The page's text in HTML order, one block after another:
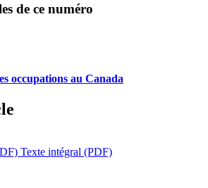
de ce numéro
occupations au Canada
Texte intégral (PDF)